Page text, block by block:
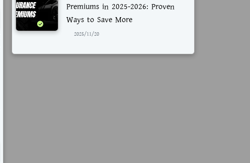
Premiums in 2025-2026: Proven
Ways to Save More
2025/11/20